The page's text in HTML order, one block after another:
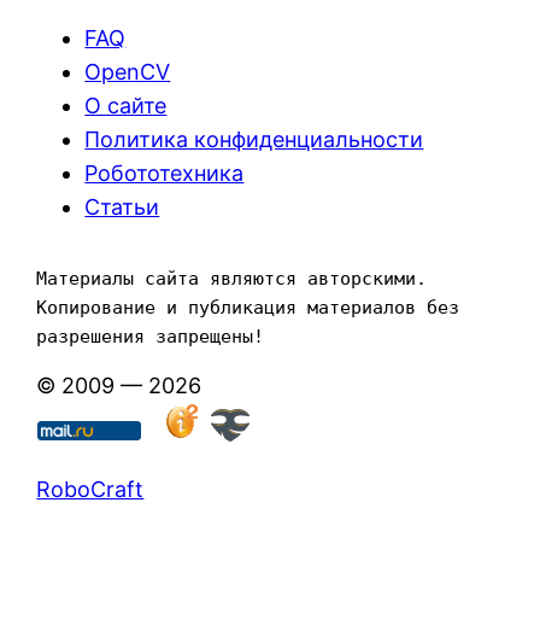
FAQ
OpenCV
О сайте
Политика конфиденциальности
Робототехника
Статьи
Материалы сайта являются авторскими.
Копирование и публикация материалов без
разрешения запрещены!
© 2009 — 2026
RoboCraft